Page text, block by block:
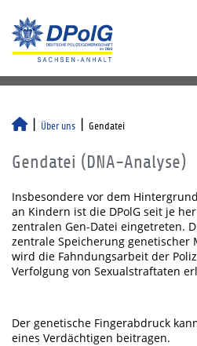
Über uns Gendatei
Gendatei (DNA-Analyse)
Insbesondere vor dem
an Kindern ist die DPolG seit je
zentralen Gen-Datei eingetreten.
zentrale Speicherung genetischer
wird die Fahndungsarbeit der
Verfolgung von Sexualstraftaten
Der genetische Fingerabdruck
eines Verdächtigen beitragen.